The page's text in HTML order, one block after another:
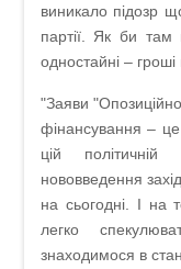
виникало підозр
партії. Як би
одностайні –
"Заяви
фінансування –
цій
нововведення
на сьогодні. І на
легко
знаходимося в